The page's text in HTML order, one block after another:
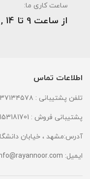
ساعت کاری ما:
از ساعت 9 تا 14 , از ساعت 16 تا 20
اطلاعات تماس
تلفن پشتیبانی : ۳۷۱۳۴۵۷۸-۰۵۱
پشتیبانی فروش : 09153181701 – 09158829902
آدرس:مشهد ، خیابان دانشگاه , نبش
ایمیل: